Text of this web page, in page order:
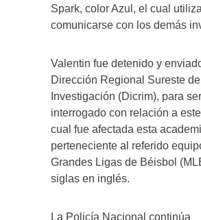
Spark, color Azul, el cual
comunicarse con los demás
Valentin fue detenido y
Dirección Regional Sureste de
Investigación (Dicrim), para ser
interrogado con relación a
cual fue afectada esta
perteneciente al referido
Grandes Ligas de Béisbol
siglas en inglés.
La Policía Nacional continúa